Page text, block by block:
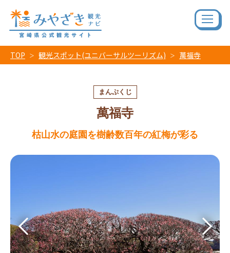
TOP 観光スポット(ユニバーサルツーリズム) 萬福寺
まんぷくじ
萬福寺
枯山水の庭園を樹齢数百年の紅梅が彩る